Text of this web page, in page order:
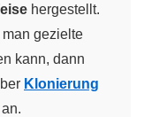
hergestellt.
gezielte
kann, dann
Klonierung
an.